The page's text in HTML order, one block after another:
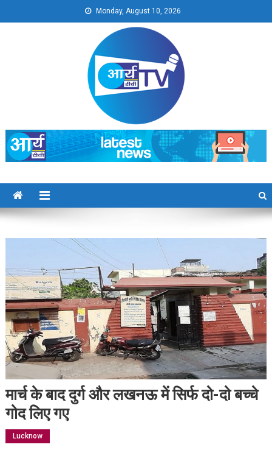
to
Monday, August 10, 2026
Arya TV
मार्च के बाद दुर्ग और लखनऊ में सिर्फ दो-दो बच्चे
गोद लिए गए
Lucknow